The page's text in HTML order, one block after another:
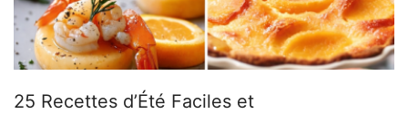
25 Recettes d’Été Faciles et